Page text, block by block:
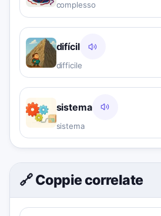
complesso
difícil
difficile
sistema
sistema
🔗 Coppie correlate